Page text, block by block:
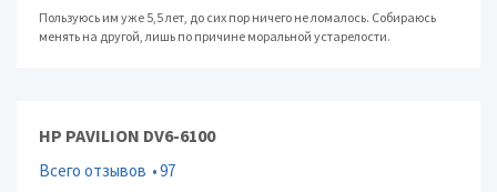
Пользуюсь им уже 5,5 лет, до сих пор ничего не ломалось. Собираюсь
менять на другой, лишь по причине моральной устарелости.
HP PAVILION DV6-6100
Всего отзывов 97